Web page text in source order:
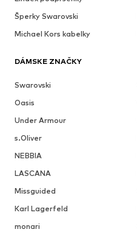
Šperky Swarovski
Michael Kors kabelky
DÁMSKE ZNAČKY
Swarovski
Oasis
Under Armour
s.Oliver
NEBBIA
LASCANA
Missguided
Karl Lagerfeld
monari